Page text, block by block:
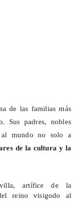
de las familias más
Sus padres, nobles
al mundo no solo a
de la cultura y la
artífice de la
reino visigodo al